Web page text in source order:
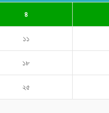
৪
১১
১৮
২৫